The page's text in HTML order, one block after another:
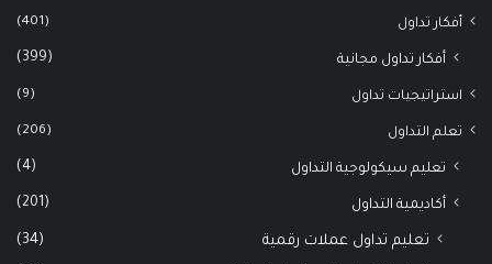
أفكار تداول (401)
أفكار تداول مجانية (399)
استراتيجيات تداول (9)
تعلم التداول (206)
تعليم سيكولوجية التداول (4)
أكاديمية التداول (201)
تعليم تداول عملات رقمية (34)